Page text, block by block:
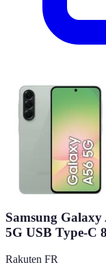
Samsung
5G USB Type-C
Rakuten FR